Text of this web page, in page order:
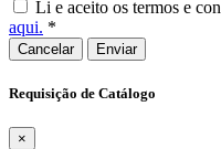
Li e aceito os termos e
aqui. *
Cancelar
Requisição de Catálogo
×